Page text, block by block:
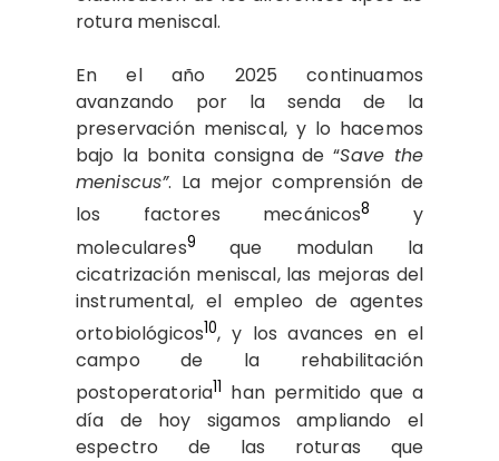
rotura meniscal.
En el año 2025 continuamos
avanzando por la senda de la
preservación meniscal, y lo hacemos
bajo la bonita consigna de “Save the
meniscus”. La mejor comprensión de
los factores mecánicos8 y
moleculares9 que modulan la
cicatrización meniscal, las mejoras del
instrumental, el empleo de agentes
ortobiológicos10, y los avances en el
campo de la rehabilitación
postoperatoria11 han permitido que a
día de hoy sigamos ampliando el
espectro de las roturas que